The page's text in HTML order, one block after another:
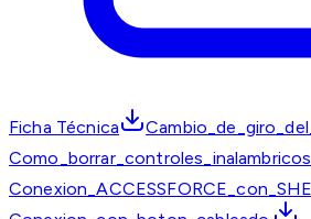
Ficha Técnica